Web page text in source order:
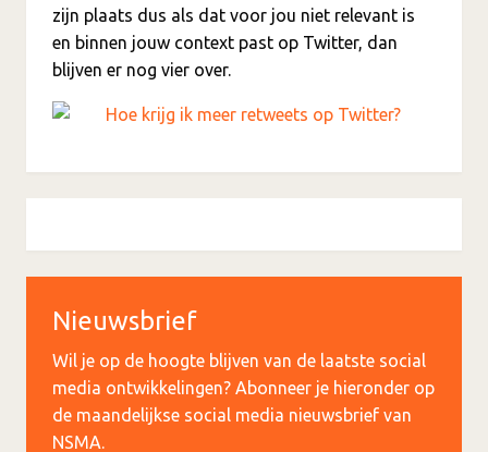
zijn plaats dus als dat voor jou niet relevant is
en binnen jouw context past op Twitter, dan
blijven er nog vier over.
Nieuwsbrief
Wil je op de hoogte blijven van de laatste social
media ontwikkelingen? Abonneer je hieronder op
de maandelijkse social media nieuwsbrief van
NSMA.